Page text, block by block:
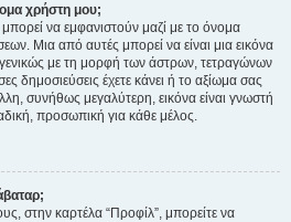
χρήστη μου;
να εμφανιστούν μαζί με το όνομα
Μια από αυτές μπορεί να είναι μια εικόνα
με τη μορφή των άστρων, τετραγώνων
δημοσιεύσεις έχετε κάνει ή το αξίωμα σας
συνήθως μεγαλύτερη, εικόνα είναι γνωστή
προσωπική για κάθε μέλος.
στην καρτέλα “Προφίλ”, μπορείτε να